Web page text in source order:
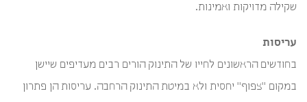
שקילה מדויקות ואמינות.
עריסות
בחודשים הראשונים לחייו של התינוק הורים רבים מעדיפים שיישן
במקום "צפוף" יחסית ולא במיטת התינוק הרחבה. עריסות הן פתרון